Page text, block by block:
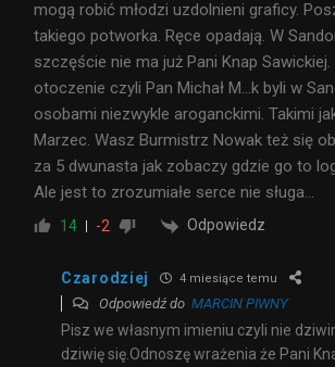
mogą robić młodzi uzdolnieni graficy.
takiego potworka. Ręce opadają. W
szczęście nie ma już Pani Knap Sawickiej.
otoczenie czyli Pan Michał M…k byli w
osobami niezwykle aroganckimi. Takimi
Marzec. Wasz Burmistrz Nowak też się
za 5 dwunasta jak zobaczy gdzie go to
Ale jest to zrozumiałe serce nie sługa…
14 -2 Odpowiedz
Czarodziej 4 miesiące temu
Odpowiedź do MARCIN PIWNY
Pisz we własnym imieniu czyli nie
dziwię się.Odnoszę wrażenia że Pani